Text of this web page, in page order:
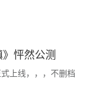
怦然公测
上线，，，不删档